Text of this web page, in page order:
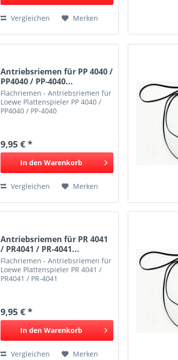
Vergleichen Merken
Antriebsriemen für PP 4040 /
PP4040 / PP-4040...
Flachriemen - Antriebsriemen für
Loewe Plattenspieler PP 4040 /
PP4040 / PP-4040
9,95 € *
In den Warenkorb
Vergleichen Merken
Antriebsriemen für PR 4041
/ PR4041 / PR-4041...
Flachriemen - Antriebsriemen für
Loewe Plattenspieler PR 4041 /
PR4041 / PR-4041
9,95 € *
In den Warenkorb
Vergleichen Merken